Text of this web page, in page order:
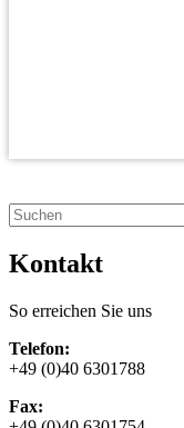
Kontakt
So erreichen Sie uns
Telefon:
+49 (0)40 6301788
Fax: